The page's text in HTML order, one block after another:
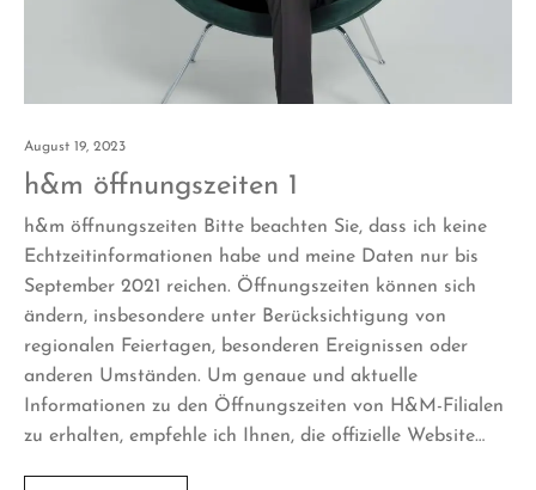
August 19, 2023
h&m öffnungszeiten 1
h&m öffnungszeiten Bitte beachten Sie, dass ich keine
Echtzeitinformationen habe und meine Daten nur bis
September 2021 reichen. Öffnungszeiten können sich
ändern, insbesondere unter Berücksichtigung von
regionalen Feiertagen, besonderen Ereignissen oder
anderen Umständen. Um genaue und aktuelle
Informationen zu den Öffnungszeiten von H&M-Filialen
zu erhalten, empfehle ich Ihnen, die offizielle Website…